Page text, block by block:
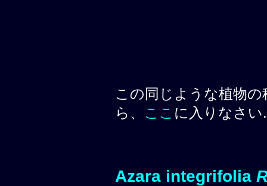
この同じような植物
ら、 ここ に入りなさい.
Azara integrifolia